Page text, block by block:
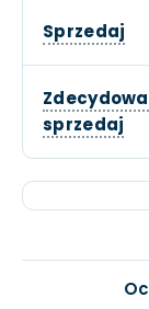
Sprzedaj
sprzedaj